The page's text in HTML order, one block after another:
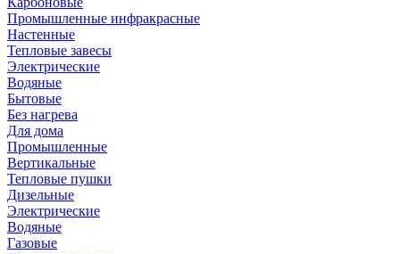
Промышленные инфракрасные
Настенные
Тепловые завесы
Электрические
Водяные
Бытовые
Без нагрева
Для дома
Промышленные
Вертикальные
Тепловые пушки
Дизельные
Электрические
Водяные
Газовые